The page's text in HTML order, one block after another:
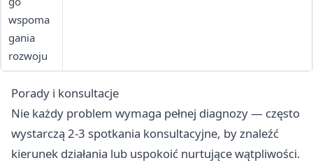
przedszk
olaka
wspoma
gania
rozwoju
Porady i konsultacje
Nie każdy problem wymaga pełnej diagnozy — często
wystarczą 2-3 spotkania konsultacyjne, by znaleźć
kierunek działania lub uspokoić nurtujące wątpliwości.